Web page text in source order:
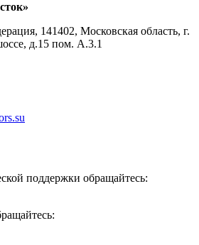
141402, Московская область, г.
д.15 пом. А.3.1
поддержки обращайтесь: